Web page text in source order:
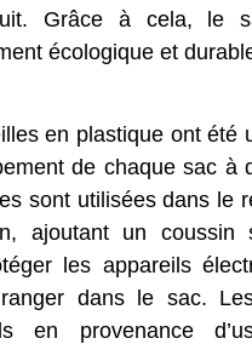
Grâce à cela, le
écologique et
en plastique ont été
de chaque sac à
sont utilisées dans le
ajoutant un coussin
les appareils
dans le sac.
en provenance